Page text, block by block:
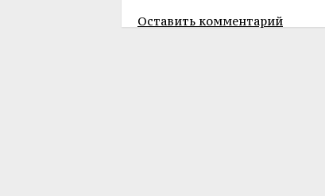
Оставить комментарий